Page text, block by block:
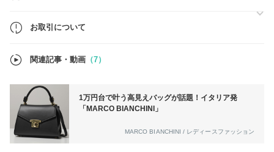
ステータスを確認できたご注文に限り即日発送予定にてご用意いたしま
す。
※受注件数により発送予定が遅れる可能性がございます。
●掲載画像は、照明及びお客様のモニター設定等により実品の印象と主
に色や質感が多少異なって見えてしまう場合がございます。
お取引について
関連記事・動画 （7）
1万円台で叶う高見えバッグが話題！イタリア発
「MARCO BIANCHINI」
MARCO BIANCHINI / レディースファッション